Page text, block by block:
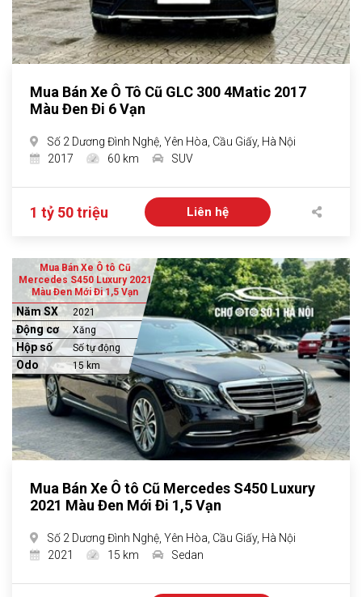
Mua Bán Xe Ô Tô Cũ GLC 300 4Matic 2017
Màu Đen Đi 6 Vạn
Số 2 Dương Đình Nghệ, Yên Hòa, Cầu Giấy, Hà Nội
2017
60 km SUV
1 tỷ 50 triệu Liên hệ
Mua Bán Xe Ô tô Cũ
Mercedes S450 Luxury 2021
Màu Đen Mới Đi 1,5 Vạn
Năm SX 2021
Động cơ Xăng
Hộp số Số tự động
Odo 15 km
Mua Bán Xe Ô tô Cũ Mercedes S450 Luxury
2021 Màu Đen Mới Đi 1,5 Vạn
Số 2 Dương Đình Nghệ, Yên Hòa, Cầu Giấy, Hà Nội
2021
15 km Sedan